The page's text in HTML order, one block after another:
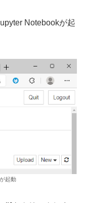
Notebookが起
起動